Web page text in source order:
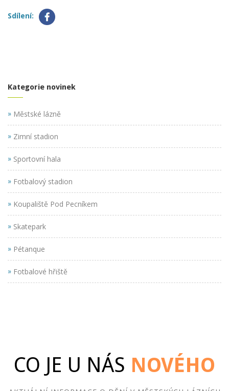
Sdílení:
Kategorie novinek
» Městské lázně
» Zimní stadion
» Sportovní hala
» Fotbalový stadion
» Koupaliště Pod Pecníkem
» Skatepark
» Pétanque
» Fotbalové hřiště
CO JE U NÁS NOVÉHO